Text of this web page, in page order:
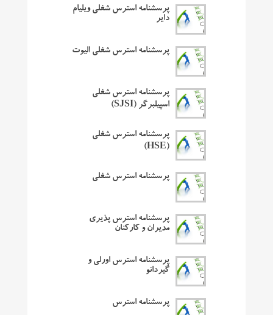
پرسشنامه استرس شغلی ویلیام
دایر
پرسشنامه استرس شغلی الیوت
پرسشنامه استرس شغلی
اسپیلبرگر (SJSI)
پرسشنامه استرس شغلی
(HSE)
پرسشنامه استرس شغلی
پرسشنامه استرس پذیری
مدیران و کارکنان
پرسشنامه استرس اورلی و
گیردانو
پرسشنامه استرس